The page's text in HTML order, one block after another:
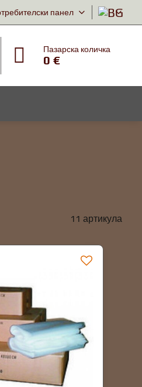
панел
Пазарска количка
0 €
11 артикула